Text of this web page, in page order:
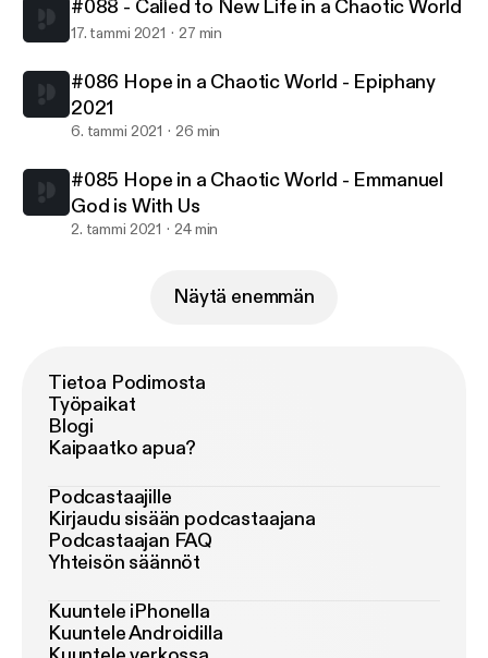
#088 - Called to New Life in a Chaotic World
17. tammi 2021 27 min
#086 Hope in a Chaotic World - Epiphany
2021
6. tammi 2021 26 min
#085 Hope in a Chaotic World - Emmanuel
God is With Us
2. tammi 2021 24 min
Näytä enemmän
Tietoa Podimosta
Työpaikat
Blogi
Kaipaatko apua?
Podcastaajille
Kirjaudu sisään podcastaajana
Podcastaajan FAQ
Yhteisön säännöt
Kuuntele iPhonella
Kuuntele Androidilla